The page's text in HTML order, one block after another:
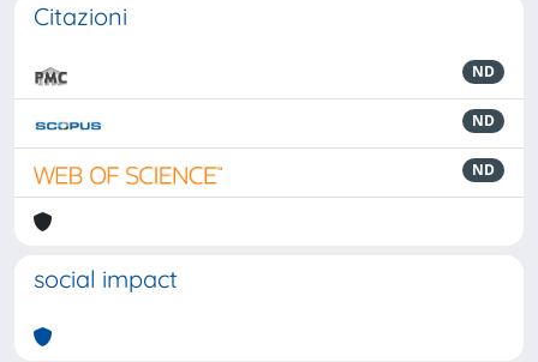
Citazioni
ND
ND
ND
social impact